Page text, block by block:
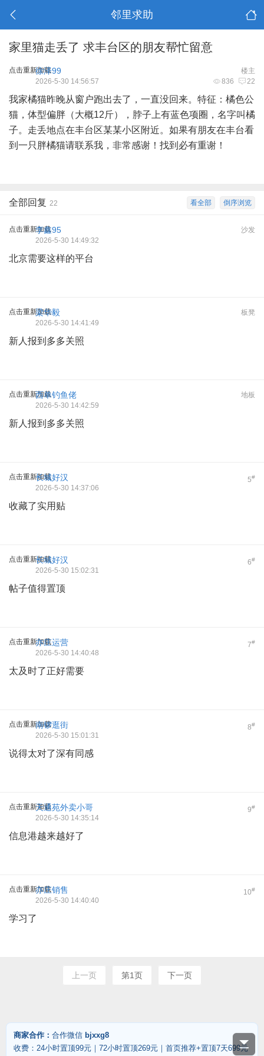
邻里求助
家里猫走丢了 求丰台区的朋友帮忙留意
点击重新加载 楼主
徐泽99
836 22
2026-5-30 14:56:57
我家橘猫昨晚从窗户跑出去了，一直没回来。特征：橘色公
猫，体型偏胖（大概12斤），脖子上有蓝色项圈，名字叫橘
子。走丢地点在丰台区某某小区附近。如果有朋友在丰台看
到一只胖橘猫请联系我，非常感谢！找到必有重谢！
倒序浏览
看全部
全部回复 22
点击重新加载 沙发
李鑫95
2026-5-30 14:49:32
北京需要这样的平台
点击重新加载 板凳
梁华毅
2026-5-30 14:41:49
新人报到多多关照
点击重新加载 地板
西单钓鱼佬
2026-5-30 14:42:59
新人报到多多关照
点击重新加载 5#
长城好汉
2026-5-30 14:37:06
收藏了实用贴
点击重新加载 6#
长城好汉
2026-5-30 15:02:31
帖子值得置顶
点击重新加载 7#
亦庄运营
2026-5-30 14:40:48
太及时了正好需要
点击重新加载 8#
南锣逛街
2026-5-30 15:01:31
说得太对了深有同感
点击重新加载 9#
天通苑外卖小哥
2026-5-30 14:35:14
信息港越来越好了
点击重新加载 10#
亦庄销售
2026-5-30 14:40:40
学习了
上一页 第1页 下一页
商家合作： 合作微信 bjxxg8
收费：24小时置顶99元｜72小时置顶269元｜首页推荐+置顶7天699元